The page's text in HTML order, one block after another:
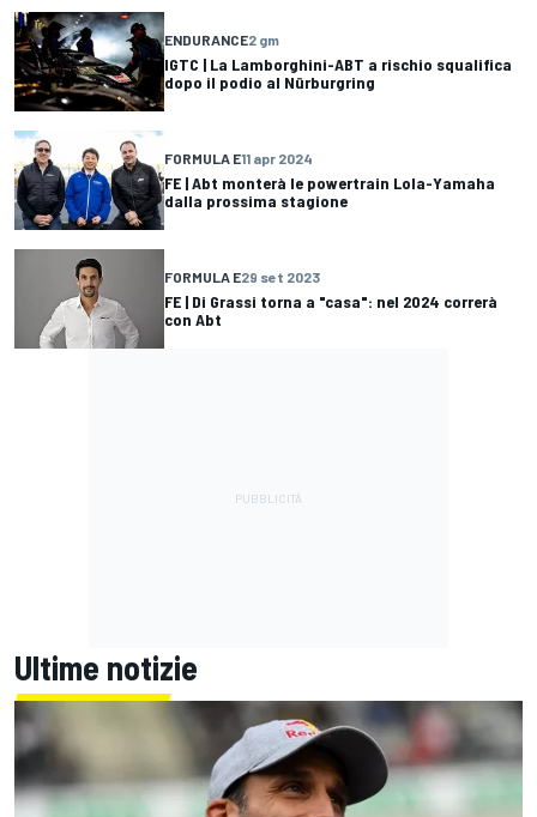
ENDURANCE2 gm
IGTC | La Lamborghini-ABT a rischio squalifica
dopo il podio al Nürburgring
FORMULA E11 apr 2024
FE | Abt monterà le powertrain Lola-Yamaha
dalla prossima stagione
FORMULA E29 set 2023
FE | Di Grassi torna a "casa": nel 2024 correrà
con Abt
Ultime notizie